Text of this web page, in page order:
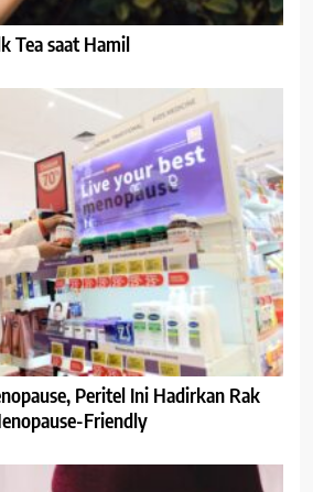
Tea saat Hamil
Peritel Ini Hadirkan Rak
Friendly